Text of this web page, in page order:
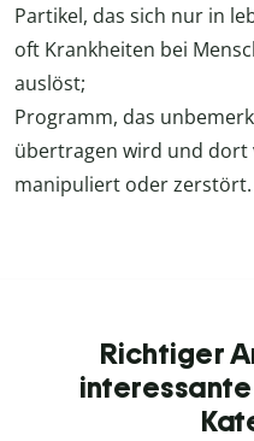
Partikel, das sich nur in
oft Krankheiten bei
auslöst;
Programm, das
übertragen wird und
manipuliert oder zerstört.
Richtiger